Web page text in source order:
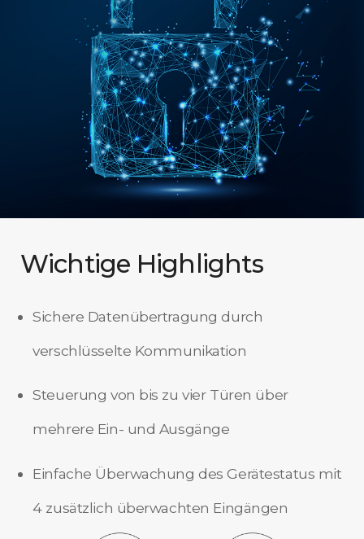
Wichtige Highlights
Sichere Datenübertragung durch
verschlüsselte Kommunikation
Steuerung von bis zu vier Türen über
mehrere Ein- und Ausgänge
Einfache Überwachung des Gerätestatus mit
4 zusätzlich überwachten Eingängen